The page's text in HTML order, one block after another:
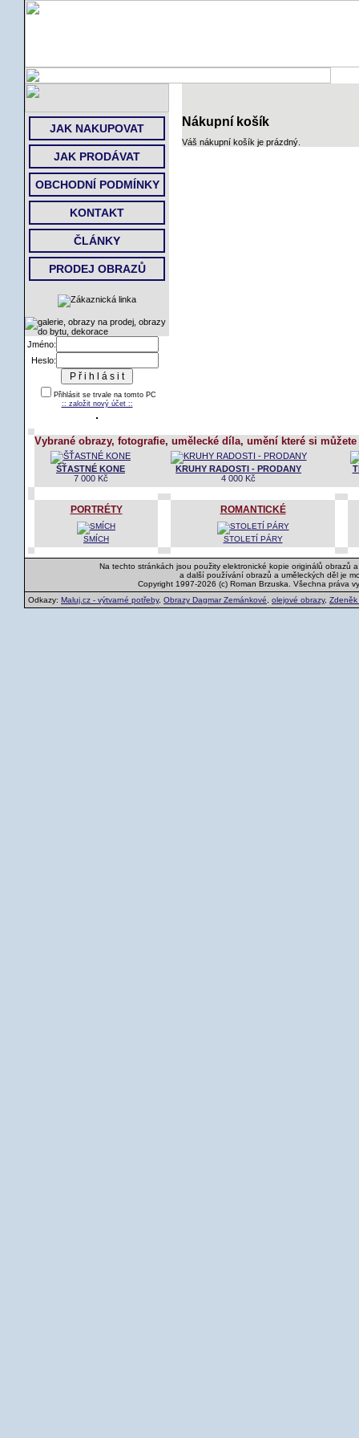
JAK NAKUPOVAT
JAK PRODÁVAT
OBCHODNÍ PODMÍNKY
KONTAKT
ČLÁNKY
PRODEJ OBRAZŮ
Jméno:
Heslo:
Přihlásit se trvale na tomto PC
:: založit nový účet ::
Nákupní košík
Váš nákupní košík je prázdný.
Vybrané obrazy, fotografie, umělecké díla, umění které si
ŠŤASTNÉ KONE
7 000 Kč
KRUHY RADOSTI - PRODANY
4 000 Kč
PORTRÉTY
SMÍCH
ROMANTICKÉ
STOLETÍ PÁRY
Na techto stránkách jsou použity elektronické kopie originálů obrazů
a další používání obrazů a uměleckých děl je
Copyright 1997-2026 (c) Roman Brzuska. Všechna práva
Odkazy: Maluj.cz - výtvarné potřeby, Obrazy Dagmar Zemánkové olejové obrazy, Zdeněk